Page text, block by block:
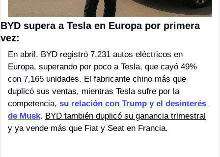
BYD supera a Tesla en Europa por primera
vez:
En abril, BYD registró 7,231 autos eléctricos en
Europa, superando por poco a Tesla, que cayó 49%
con 7,165 unidades. El fabricante chino más que
duplicó sus ventas, mientras Tesla sufre por la
competencia, su relación con Trump y el desinterés
de Musk. BYD también duplicó su ganancia trimestral
y ya vende más que Fiat y Seat en Francia.